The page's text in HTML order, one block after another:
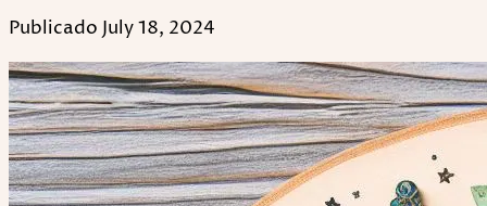
Publicado July 18, 2024